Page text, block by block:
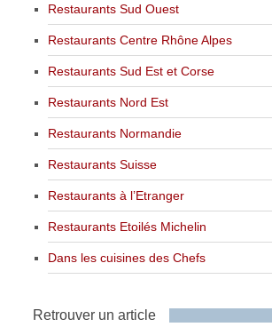
Restaurants Sud Ouest
Restaurants Centre Rhône Alpes
Restaurants Sud Est et Corse
Restaurants Nord Est
Restaurants Normandie
Restaurants Suisse
Restaurants à l’Etranger
Restaurants Etoilés Michelin
Dans les cuisines des Chefs
Retrouver un article